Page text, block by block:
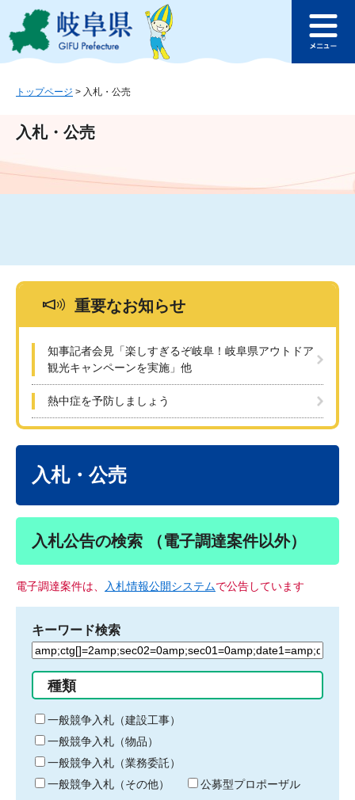
ジ
ュ
文
このページの本文へ
ュ
トップページ > 入札・公売
入札・公売
重要なお知らせ
知事記者会見「楽しすぎるぞ岐阜！岐阜県アウトドア
観光キャンペーンを実施」他
熱中症を予防しましょう
入札・公売
入札公告の検索 （電子調達案件以外）
電子調達案件は、 入札情報公開システムで公告しています
キーワード検索
検
る
キ
ー
ワ
ー
ド
種類
一般競争入札（建設工事）
一般競争入札（物品）
一般競争入札（業務委託）
一般競争入札（その他）
公募型プロポーザル